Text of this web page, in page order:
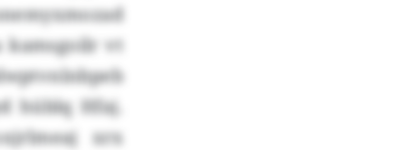
kamsgoilr vt
hüblq Hfaj.
xrx